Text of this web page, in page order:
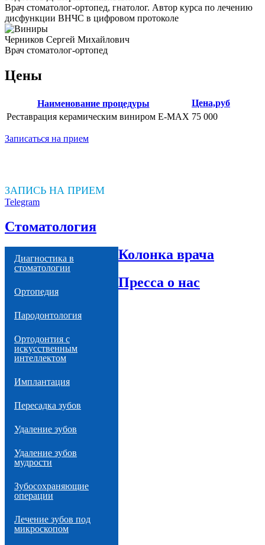
Врач стоматолог-ортопед, гнатолог. Автор курса по лечению
дисфункции ВНЧС в цифровом протоколе
Черников Сергей Михайлович
Врач стоматолог-ортопед
Цены
Наименование процедуры
Сортировать
по
Цена,руб
Реставрация керамическим виниром E-MAX 75 000
Записаться на прием
ЗАПИСЬ НА ПРИЕМ
Telegram
Стоматология
Диагностика в
стоматологии
Ортопедия
Пародонтология
Ортодонтия с
искусственным
интеллектом
Имплантация
Пересадка зубов
Удаление зубов
Удаление зубов
мудрости
Зубосохраняющие
операции
Лечение зубов под
микроскопом
Колонка врача
Пресса о нас